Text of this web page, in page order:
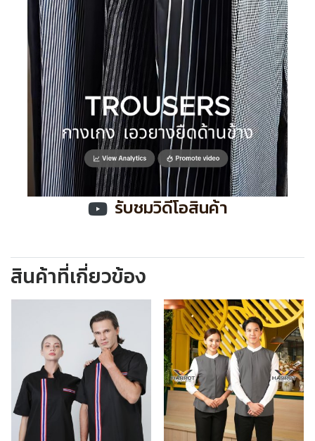
รับชมวิดีโอสินค้า
สินค้าที่เกี่ยวข้อง